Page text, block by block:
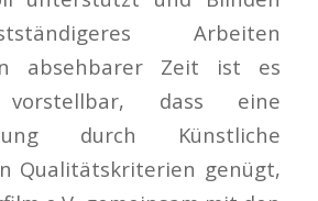
Arbeiten
absehbarer Zeit ist es
vorstellbar, dass eine
durch Künstliche
Qualitätskriterien genügt,